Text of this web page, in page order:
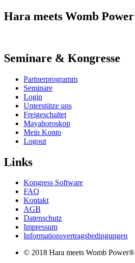
Hara meets Womb Power
Seminare & Kongresse
Partnerprogramm
Seminare
Login
Unterstütze uns
Freigeschaltet
Mayahoroskop
Mein Konto
Logout
Links
Kongress Software
FAQ
Kontakt
AGB
Datenschutz
Impressum
Informationsvertragsbedingungen
© 2018 Hara meets Womb Power®